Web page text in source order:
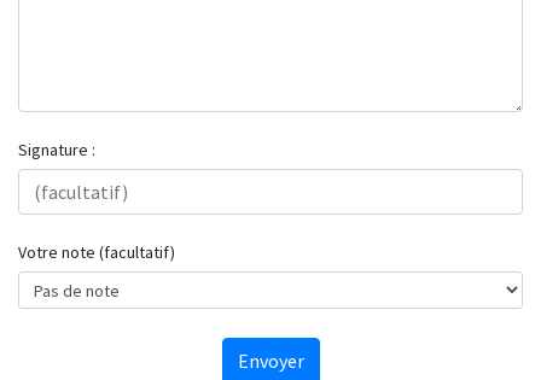
Signature :
Votre note (facultatif)
Envoyer